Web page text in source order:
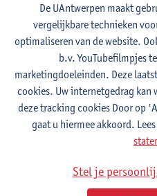
Comparison of different
pipelines to validate
mucosal microbiome
mSystems - ISSN 2379-5077-
Konrad Lehr,Baptiste
Gemmell, Rolandas Gedgaudas,
Kupcinskas,Annemieke Smet,
ENIGMA: European Network
Gastrointestinal Mucosal
De UAntwerpen maakt
vergelijkbare technieken
optimaliseren van de website.
b.v. YouTubefilmpjes
marketingdoeleinden. Deze
cookies. Uw internetgedrag kan
deze tracking cookies Door op
gaat u hiermee akkoord.
Stel je